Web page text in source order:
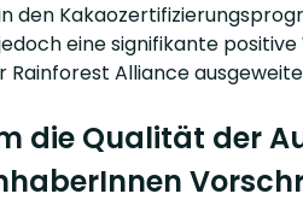
den
eine signifikante positive
Alliance
die Qualität der